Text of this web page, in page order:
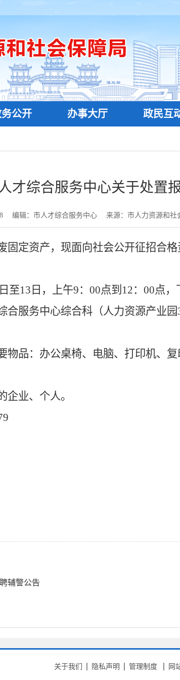
公开 办事大厅 政民互
才综合服务中心关于处置
编辑：市人才综合服务中心 来源：市人力资源和社
固定资产，现面向社会公开征招合格
日至13 日，上午9：00点到 12：00点，
合服务中心综合科（人力资源产业园
物品：办公桌椅、电脑、打印机、复
企业、个人。
辅警公告
关于我们 隐私声明 管理制度 网